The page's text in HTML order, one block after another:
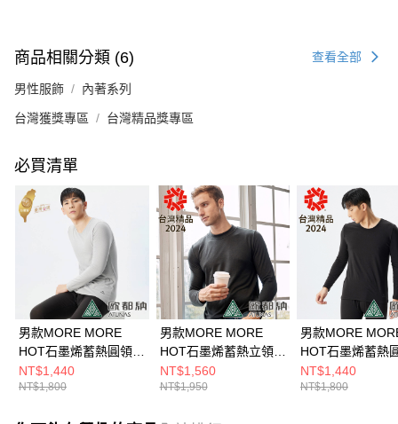
商品相關分類 (6) 查看全部
男性服飾 內著系列
台灣獲獎專區 台灣精品獎專區
必買清單
男款MORE MORE
HOT石墨烯蓄熱圓領內
著衣(A1UCDD01M灰/
保暖內著/石墨烯內著/
NT$1,440
NT$1,800
男款MORE MORE
HOT石墨烯蓄熱立領內
著衣(A1UCDD02M黑/
保暖內著/石墨烯內著/
NT$1,560
NT$1,950
男款MORE
HOT石墨烯蓄熱
著衣
保暖內著/石墨烯
NT$1,440
NT$1,800